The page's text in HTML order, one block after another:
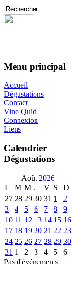
Menu principal
Accueil
Dégustations
Contact
Vino Quid
Connexion
Liens
Calendrier
Dégustations
Août 2026
L
M M J V S
D
27 28 29 30 31 1
2
3
4 5 6 7 8
9
10 11 12 13 14 15 16
17 18 19 20 21 22 23
24 25 26 27 28 29 30
31 1 2 3 4 5
6
Pas d'événements